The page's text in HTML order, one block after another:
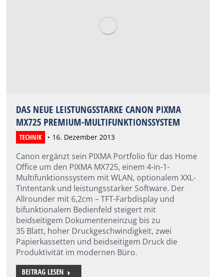
DAS NEUE LEISTUNGSSTARKE CANON PIXMA
MX725 PREMIUM-MULTIFUNKTIONSSYSTEM
TECHNIK 16. Dezember 2013
Canon ergänzt sein PIXMA Portfolio für das Home
Office um den PIXMA MX725, einem 4-in-1-
Multifunktionssystem mit WLAN, optionalem XXL-
Tintentank und leistungsstarker Software. Der
Allrounder mit 6,2cm – TFT-Farbdisplay und
bifunktionalem Bedienfeld steigert mit
beidseitigem Dokumenteneinzug bis zu
35 Blatt, hoher Druckgeschwindigkeit, zwei
Papierkassetten und beidseitigem Druck die
Produktivität im modernen Büro.
BEITRAG LESEN